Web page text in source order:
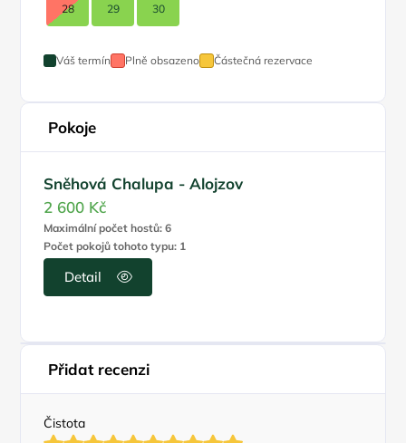
28 29 30
Váš termín Plně obsazeno Částečná rezervace
Pokoje
Sněhová Chalupa - Alojzov
2 600 Kč
Maximální počet hostů: 6
Počet pokojů tohoto typu: 1
Detail
Přidat recenzi
Čistota